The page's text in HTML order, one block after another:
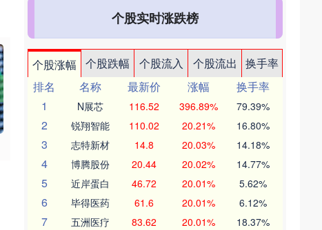
个股实时涨跌榜
个股涨幅 个股跌幅 个股流入 个股流出
换手率
排名
名称 最新价 涨幅
换手率
1
N展芯 116.52 396.89% 79.39%
2 锐翔智能 110.02 20.21% 16.80%
3 志特新材 14.8 20.03% 14.18%
4 博腾股份 20.44 20.02% 14.77%
5 近岸蛋白 46.72 20.01% 5.62%
6 毕得医药 61.6 20.01% 6.12%
7 五洲医疗 83.62 20.01% 18.37%